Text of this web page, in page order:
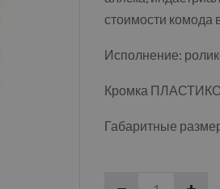
стоимости комода
Исполнение:
Кромка
Габаритные